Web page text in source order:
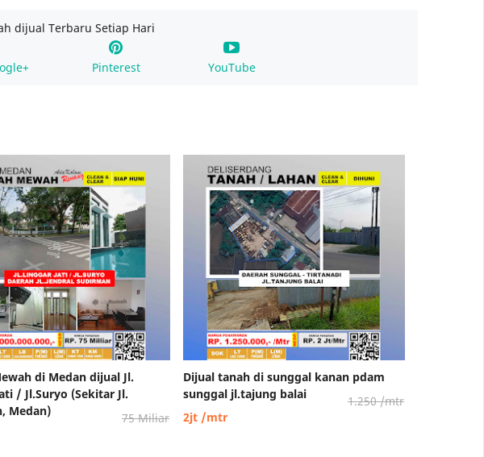
dijual Terbaru Setiap Hari
Pinterest YouTube
di Medan dijual Jl.
/ Jl.Suryo (Sekitar Jl.
Medan)
75 Miliar
Dijual tanah di sunggal kanan pdam
sunggal jl.tajung balai
1.250 /mtr
2jt /mtr